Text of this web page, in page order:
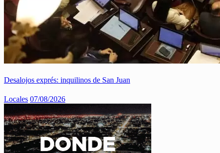
Desalojos exprés: inquilinos de San Juan
Locales 07/08/2026